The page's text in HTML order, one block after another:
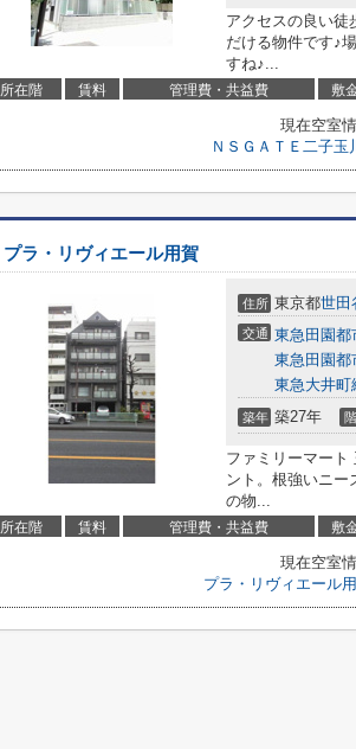
アクセスの良い徒
だける物件です♪
すね♪...
所在階 賃料 管理費・共益費 敷
現在空室
ＮＳＧＡＴＥ二子玉
プラ・リヴィエール用賀
住所 東京都世田
交通 東急田園都
東急田園都
東急大井町
築年 築27年
ファミリーマート
ント。根強いニー
の物...
所在階 賃料 管理費・共益費 敷
現在空室
プラ・リヴィエール